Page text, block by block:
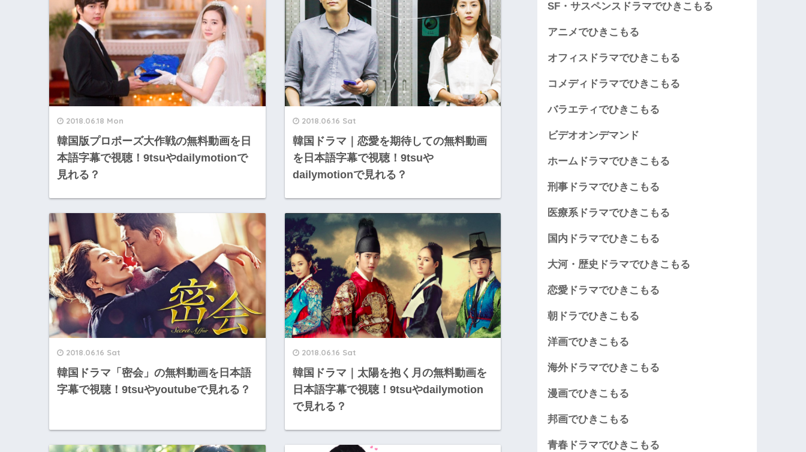
2018.06.18 Mon
韓国版プロポーズ大作戦の無料動画を日
本語字幕で視聴！9tsuやdailymotionで
見れる？
2018.06.16 Sat
韓国ドラマ｜恋愛を期待しての無料動画
を日本語字幕で視聴！9tsuや
dailymotionで見れる？
2018.06.16 Sat
韓国ドラマ「密会」の無料動画を日本語
字幕で視聴！9tsuやyoutubeで見れる？
2018.06.16 Sat
韓国ドラマ｜太陽を抱く月の無料動画を
日本語字幕で視聴！9tsuやdailymotion
で見れる？
SF・サスペンスドラマでひきこもる
アニメでひきこもる
オフィスドラマでひきこもる
コメディドラマでひきこもる
バラエティでひきこもる
ビデオオンデマンド
ホームドラマでひきこもる
刑事ドラマでひきこもる
医療系ドラマでひきこもる
国内ドラマでひきこもる
大河・歴史ドラマでひきこもる
恋愛ドラマでひきこもる
朝ドラでひきこもる
洋画でひきこもる
海外ドラマでひきこもる
漫画でひきこもる
邦画でひきこもる
青春ドラマでひきこもる